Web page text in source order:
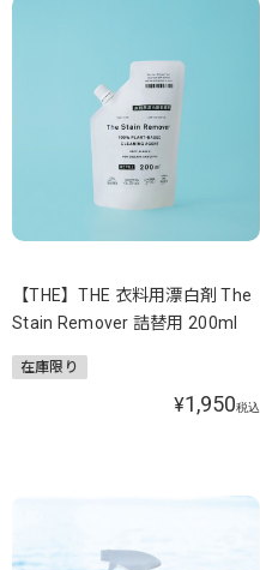
【THE】THE 衣料用漂白剤 The
Stain Remover 詰替用 200ml
在庫限り
¥1,950税込